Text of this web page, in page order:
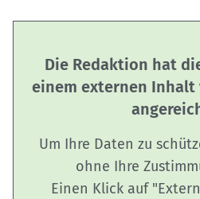
Die Redaktion hat
einem externen Inhalt
Um Ihre Daten zu
ohne Ihre
Einen Klick auf